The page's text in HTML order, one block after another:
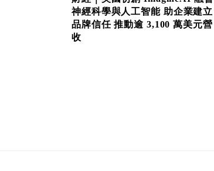
神經科學與人工智能 助企業建立
品牌信任 推動逾 3,100 萬美元營
收